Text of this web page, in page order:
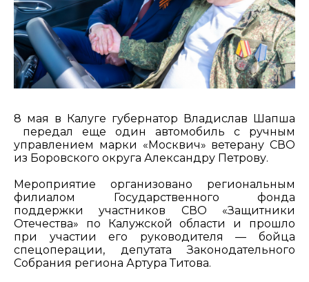
8 мая в Калуге губернатор Владислав Шапша
передал еще один автомобиль с ручным
управлением марки «Москвич» ветерану СВО
из Боровского округа Александру Петрову.
Мероприятие организовано региональным
филиалом Государственного фонда
поддержки участников СВО «Защитники
Отечества» по Калужской области и прошло
при участии его руководителя — бойца
спецоперации, депутата Законодательного
Собрания региона Артура Титова.